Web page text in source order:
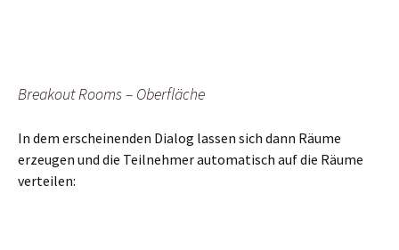
In dem erscheinenden Dialog lassen sich dann Räume
verteilen: